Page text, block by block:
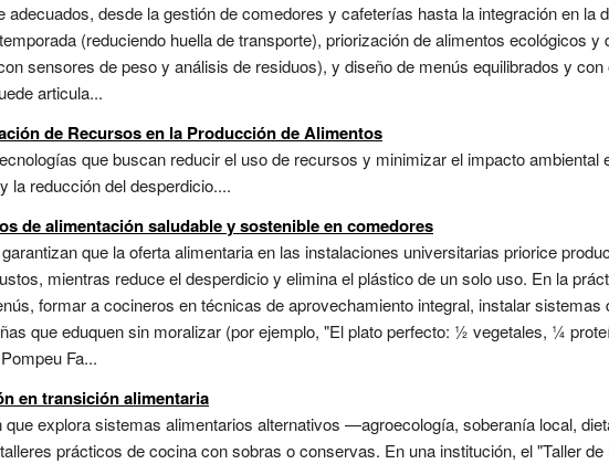
adecuados, desde la gestión de comedores y cafeterías hasta la integración en la
(reduciendo huella de transporte), priorización de alimentos ecológicos
sensores de peso y análisis de residuos), y diseño de menús equilibrados y
articula...
de Recursos en la Producción de Alimentos
que buscan reducir el uso de recursos y minimizar el impacto
la reducción del desperdicio....
de alimentación saludable y sostenible en comedores
que la oferta alimentaria en las instalaciones universitarias priorice
mientras reduce el desperdicio y elimina el plástico de un solo uso. En la
formar a cocineros en técnicas de aprovechamiento integral, instalar
que eduquen sin moralizar (por ejemplo, "El plato perfecto: ½ vegetales, ¼
Fa...
en transición alimentaria
que explora sistemas alimentarios alternativos —agroecología, soberanía local,
prácticos de cocina con sobras o conservas. En una institución, el "Taller